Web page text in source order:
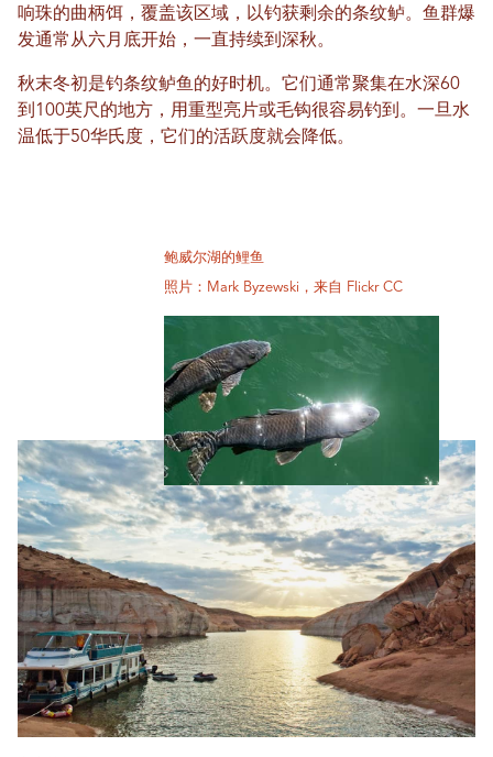
响珠的曲柄饵，覆盖该区域，以钓获剩余的条纹鲈。鱼群爆
发通常从六月底开始，一直持续到深秋。
秋末冬初是钓条纹鲈鱼的好时机。它们通常聚集在水深60
到100英尺的地方，用重型亮片或毛钩很容易钓到。一旦水
温低于50华氏度，它们的活跃度就会降低。
鲍威尔湖的鲤鱼
照片：Mark Byzewski，来自 Flickr CC